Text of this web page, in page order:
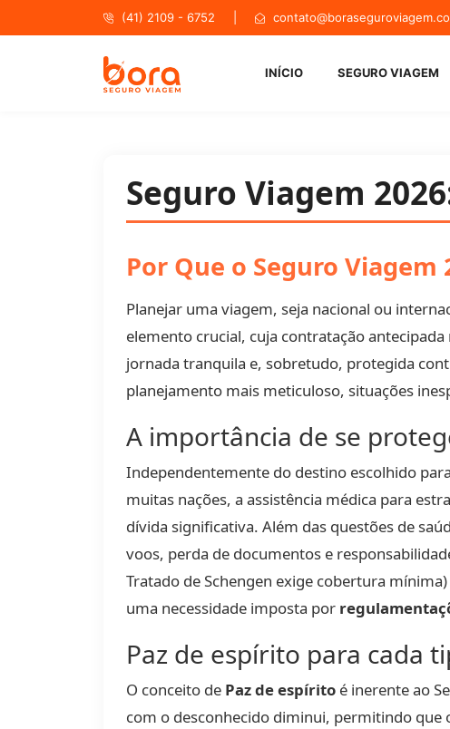
(41) 2109 - 6752 |
BoraINÍCIO SEGURO VIAGEM
Seguro Viagem
Por Que o Seguro
Planejar uma viagem, seja nacional ou
elemento crucial, cuja contratação
jornada tranquila e, sobretudo, protegida
planejamento mais meticuloso, situações
A importância de se
Independentemente do destino escolhido
muitas nações, a assistência médica para
dívida significativa. Além das questões de
voos, perda de documentos e
Tratado de Schengen exige cobertura
uma necessidade imposta por
Paz de espírito para cada
O conceito de Paz de espírito é inerente ao
com o desconhecido diminui, permitindo que